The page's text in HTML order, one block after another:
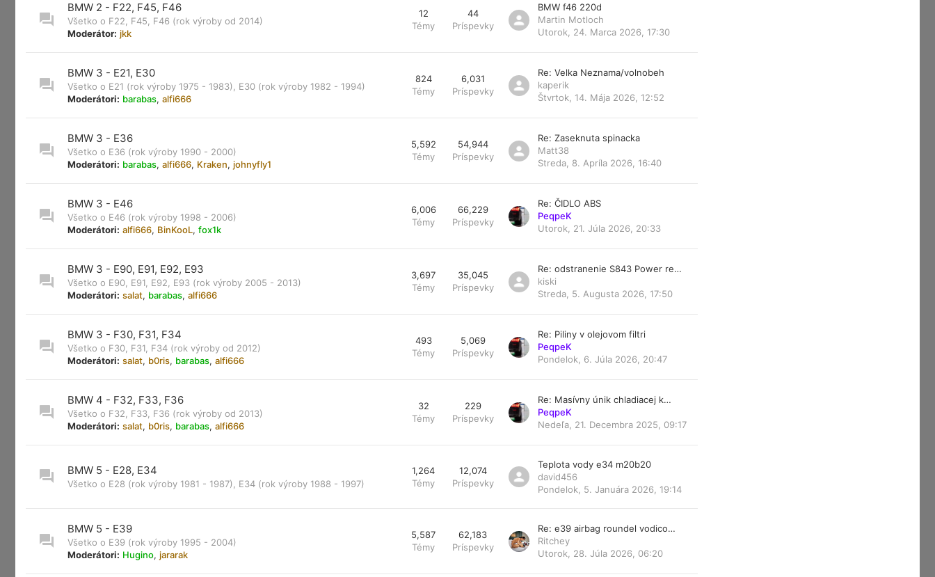
BMW 2 - F22, F45, F46
Všetko o F22, F45, F46 (rok výroby od 2014)
Moderátor: jkk
12
Témy
44
Príspevky
BMW f46 220d
Martin Motloch
Utorok, 24. Marca 2026, 17:30
BMW 3 - E21, E30
Všetko o E21 (rok výroby 1975 - 1983), E30 (rok výroby 1982 - 1994)
Moderátori: barabas, alfi666
824
Témy
6,031
Príspevky
Re: Velka Neznama/volnobeh
kaperik
Štvrtok, 14. Mája 2026, 12:52
BMW 3 - E36
Všetko o E36 (rok výroby 1990 - 2000)
Moderátori: barabas, alfi666, Kraken, johnyfly1
5,592
Témy
54,944
Príspevky
Re: Zaseknuta spinacka
Matt38
Streda, 8. Apríla 2026, 16:40
BMW 3 - E46
Všetko o E46 (rok výroby 1998 - 2006)
Moderátori: alfi666, BinKooL, fox1k
6,006
Témy
66,229
Príspevky
Re: ČIDLO ABS
PeqpeK
Utorok, 21. Júla 2026, 20:33
BMW 3 - E90, E91, E92, E93
Všetko o E90, E91, E92, E93 (rok výroby 2005 - 2013)
Moderátori: salat, barabas, alfi666
3,697
Témy
35,045
Príspevky
Re: odstranenie S843 Power re…
kiski
Streda, 5. Augusta 2026, 17:50
BMW 3 - F30, F31, F34
Všetko o F30, F31, F34 (rok výroby od 2012)
Moderátori: salat, b0ris, barabas, alfi666
493
Témy
5,069
Príspevky
Re: Piliny v olejovom filtri
PeqpeK
Pondelok, 6. Júla 2026, 20:47
BMW 4 - F32, F33, F36
Všetko o F32, F33, F36 (rok výroby od 2013)
Moderátori: salat, b0ris, barabas, alfi666
32
Témy
229
Príspevky
Re: Masívny únik chladiacej k…
PeqpeK
Nedeľa, 21. Decembra 2025, 09:17
BMW 5 - E28, E34
Všetko o E28 (rok výroby 1981 - 1987), E34 (rok výroby 1988 - 1997)
1,264
Témy
12,074
Príspevky
Teplota vody e34 m20b20
david456
Pondelok, 5. Januára 2026, 19:14
BMW 5 - E39
Všetko o E39 (rok výroby 1995 - 2004)
Moderátori: Hugino, jararak
5,587
Témy
62,183
Príspevky
Re: e39 airbag roundel vodico…
Ritchey
Utorok, 28. Júla 2026, 06:20